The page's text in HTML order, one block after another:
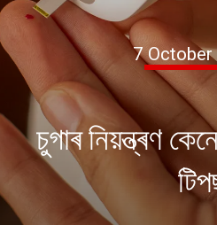
চুগাৰ নিয়ন্ত্ৰণ
7